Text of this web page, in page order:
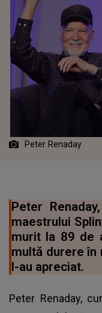
Peter Renaday
Peter
maestrului
murit la 89 de
multă durere în
l-au apreciat.
Peter Renaday,